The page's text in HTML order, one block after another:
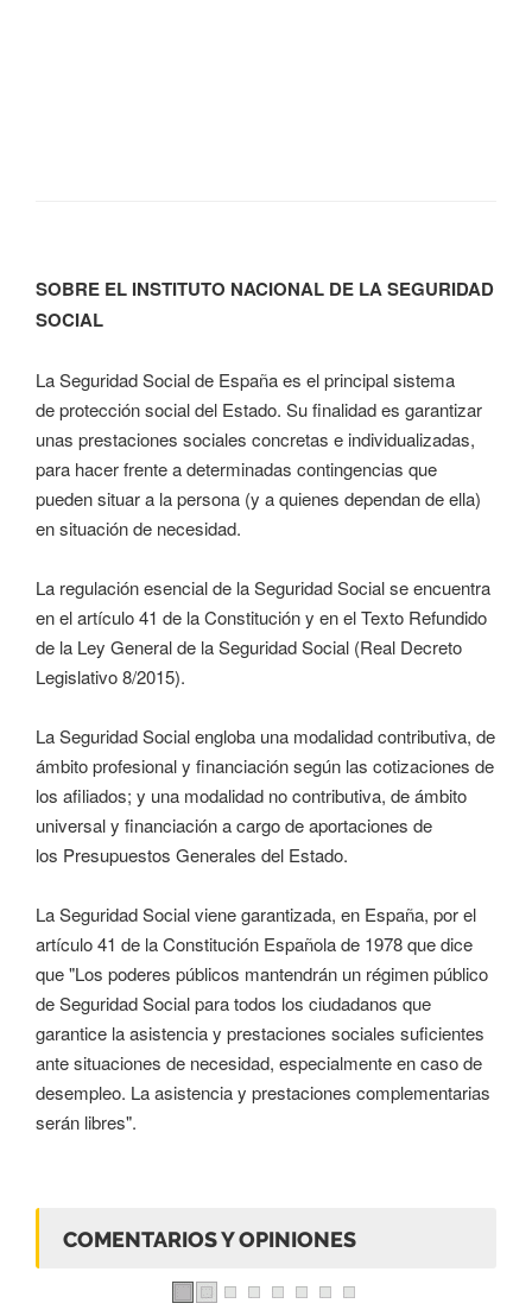
SOBRE EL INSTITUTO NACIONAL DE LA SEGURIDAD
SOCIAL
La Seguridad Social de España es el principal sistema
de protección social del Estado. Su finalidad es garantizar
unas prestaciones sociales concretas e individualizadas,
para hacer frente a determinadas contingencias que
pueden situar a la persona (y a quienes dependan de ella)
en situación de necesidad.
La regulación esencial de la Seguridad Social se encuentra
en el artículo 41 de la Constitución y en el Texto Refundido
de la Ley General de la Seguridad Social (Real Decreto
Legislativo 8/2015).
La Seguridad Social engloba una modalidad contributiva, de
ámbito profesional y financiación según las cotizaciones de
los afiliados; y una modalidad no contributiva, de ámbito
universal y financiación a cargo de aportaciones de
los Presupuestos Generales del Estado.
La Seguridad Social viene garantizada, en España, por el
artículo 41 de la Constitución Española de 1978 que dice
que "Los poderes públicos mantendrán un régimen público
de Seguridad Social para todos los ciudadanos que
garantice la asistencia y prestaciones sociales suficientes
ante situaciones de necesidad, especialmente en caso de
desempleo. La asistencia y prestaciones complementarias
serán libres".
COMENTARIOS Y OPINIONES